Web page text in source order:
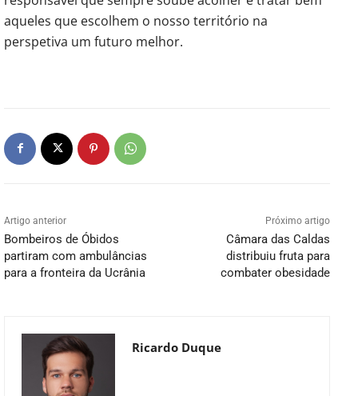
aqueles que escolhem o nosso território na
perspetiva um futuro melhor.
Artigo anterior
Bombeiros de Óbidos
partiram com ambulâncias
para a fronteira da Ucrânia
Próximo artigo
Câmara das Caldas
distribuiu fruta para
combater obesidade
Ricardo Duque